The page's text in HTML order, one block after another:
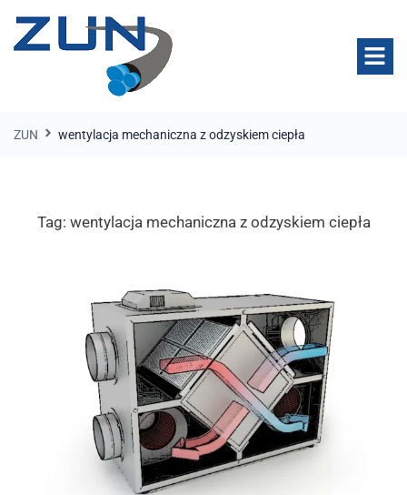
ZUN wentylacja mechaniczna z odzyskiem ciepła
Tag: wentylacja mechaniczna z odzyskiem ciepła